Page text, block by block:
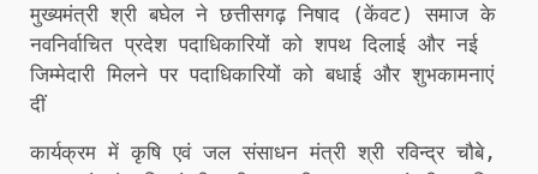
मुख्यमंत्री श्री बघेल ने छत्तीसगढ़ निषाद (केंवट) समाज के
नवनिर्वाचित प्रदेश पदाधिकारियों को शपथ दिलाई और नई
जिम्मेदारी मिलने पर पदाधिकारियों को बधाई और शुभकामनाएं
दीं
कार्यक्रम में कृषि एवं जल संसाधन मंत्री श्री रविन्द्र चौबे,